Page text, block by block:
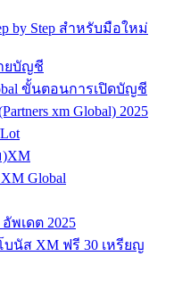
by Step สำหรับมือใหม่
ยบัญชี
ขั้นตอนการเปิดบัญชี
xm Global) 2025
Global
พเดต 2025
นัส XM ฟรี 30 เหรียญ